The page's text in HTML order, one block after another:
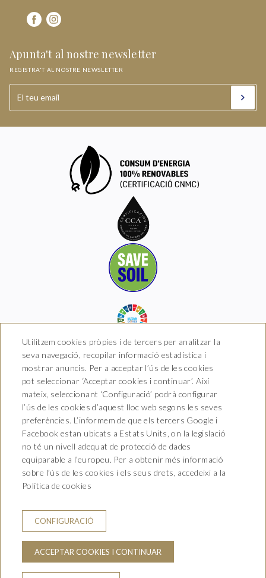
Apunta't al nostre newsletter
REGISTRA'T AL NOSTRE NEWSLETTER
Hotel Boutique Arkhé de
Pals
Carrer del Raval 5, 17256 Pals,
Girona
T. 681 035 739
info@arkhedepals.com
HG-004972
POLÍTICA DE PRIVACITAT
POLITICA DE COOKIES
LA MEVA RESERVA
Utilitzem cookies pròpies i de tercers per analitzar la
seva navegació, recopilar informació estadística i
mostrar anuncis. Per a acceptar l’ús de les cookies
pot seleccionar ‘Acceptar cookies i continuar’. Així
mateix, seleccionant ‘Configuració’ podrà configurar
l’ús de les cookies d’aquest lloc web segons les seves
preferències. L’informem de que els tercers Google i
Facebook estan ubicats a Estats Units, on la legislació
no té un nivell adequat de protecció de dades
equiparable a l’europeu. Per a obtenir més informació
sobre l’ús de les cookies i els seus drets, accedeixi a la
Política de cookies
CONFIGURACIÓ
ACCEPTAR COOKIES I CONTINUAR